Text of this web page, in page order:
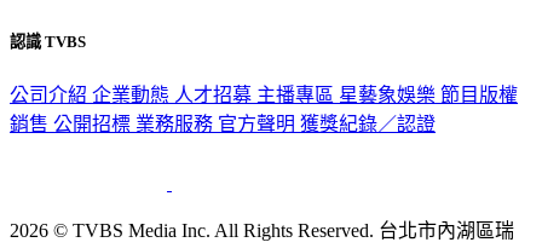
認識 TVBS
公司介紹 企業動態 人才招募 主播專區 星藝象娛樂 節目版權
銷售 公開招標 業務服務 官方聲明 獲獎紀錄／認證
2026 © TVBS Media Inc. All Rights Reserved. 台北市內湖區瑞